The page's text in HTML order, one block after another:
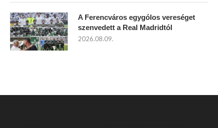
A Ferencváros egygólos vereséget
szenvedett a Real Madridtól
2026.08.09.